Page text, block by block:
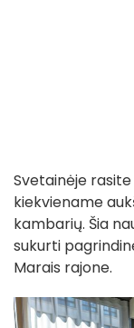
Svetainėje
kiekviename
kambarių. Šia
sukurti
Marais rajone.